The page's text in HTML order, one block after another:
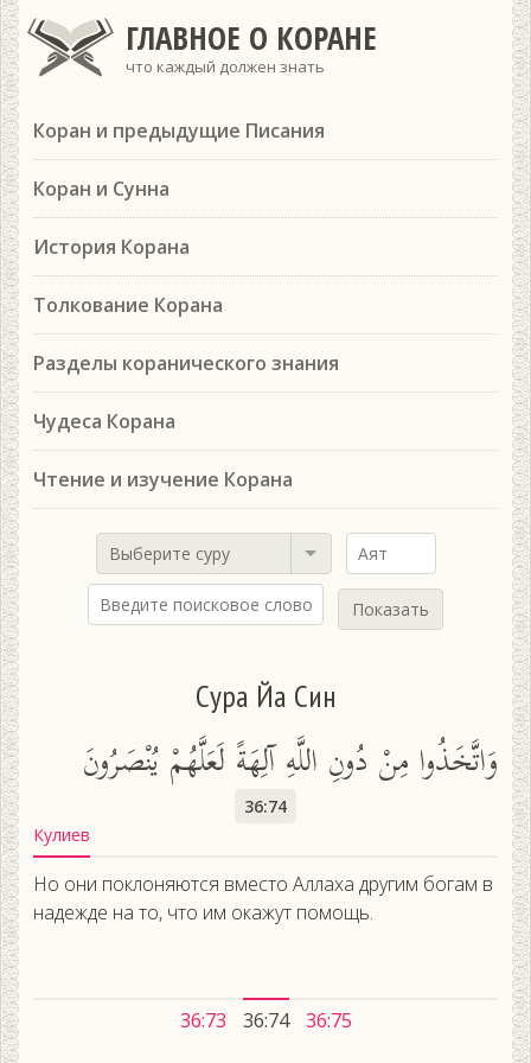
ГЛАВНОЕ О КОРАНЕ
что каждый должен знать
Коран и предыдущие Писания
Коран и Сунна
История Корана
Толкование Корана
Разделы коранического знания
Чудеса Корана
Чтение и изучение Корана
Выберите суру
Показать
Сура Йа Син
وَاتَّخَذُوا مِنْ دُونِ اللَّهِ آلِهَةً لَعَلَّهُمْ يُنْصَرُونَ
36:74
Кулиев
Но они поклоняются вместо Аллаха другим богам в
надежде на то, что им окажут помощь.
36:73 36:74 36:75